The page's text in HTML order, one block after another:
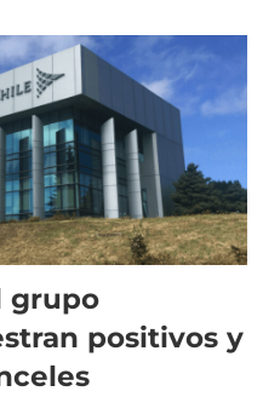
grupo
positivos y